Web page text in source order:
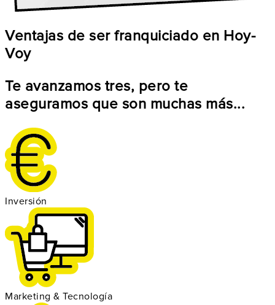
Ventajas de ser franquiciado en Hoy-
Voy
Te avanzamos tres, pero te
aseguramos que son muchas más...
Inversión
Marketing & Tecnología